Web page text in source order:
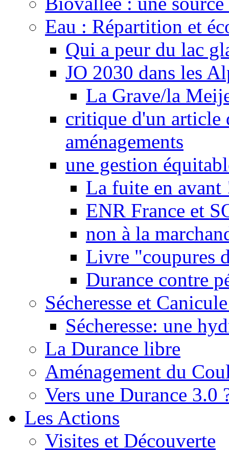
Eau : Répartition et
Qui a peur du lac
JO 2030 dans les
La Grave/la
critique d'un article
aménagements
une gestion
La fuite en avant
ENR France et
non à la
Livre "coupures
Durance contre
Sécheresse et
Sécheresse: une
La Durance libre
Aménagement du
Vers une Durance 3.0
Les Actions
Visites et Découverte